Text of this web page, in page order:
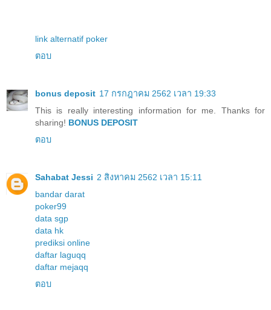
link alternatif poker
ตอบ
bonus deposit 17 กรกฎาคม 2562 เวลา 19:33
This is really interesting information for me. Thanks for
sharing! BONUS DEPOSIT
ตอบ
Sahabat Jessi 2 สิงหาคม 2562 เวลา 15:11
bandar darat
poker99
data sgp
data hk
prediksi online
daftar laguqq
daftar mejaqq
ตอบ